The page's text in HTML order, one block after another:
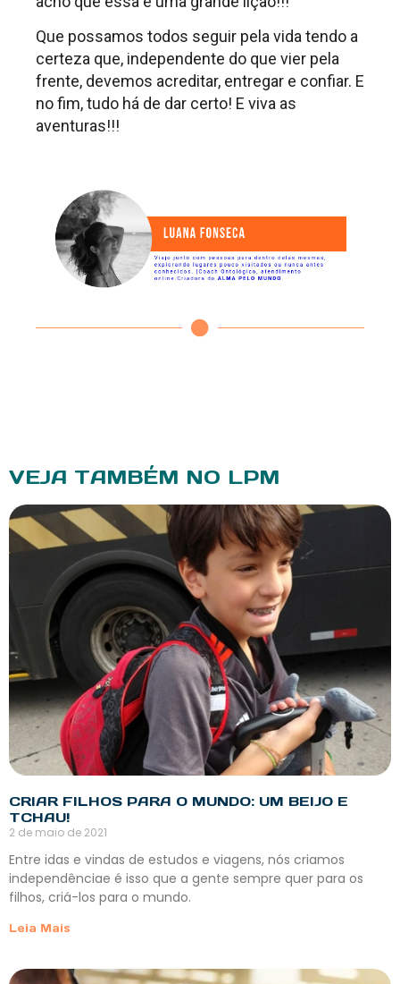
Que possamos todos seguir pela vida tendo a
certeza que, independente do que vier pela
frente, devemos acreditar, entregar e confiar. E
no fim, tudo há de dar certo! E viva as
aventuras!!!
VEJA TAMBÉM NO LPM
CRIAR FILHOS PARA O MUNDO: UM BEIJO E
TCHAU!
2 de maio de 2021
Entre idas e vindas de estudos e viagens, nós criamos
independênciae é isso que a gente sempre quer para os
filhos, criá-los para o mundo.
Leia Mais